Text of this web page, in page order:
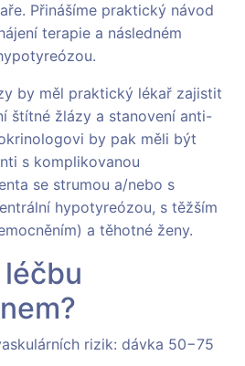
Přinášíme praktický návod
terapie a následném
by měl praktický lékař zajistit
štítné žlázy a stanovení anti-
by pak měli být
s komplikovanou
se strumou a/nebo s
hypotyreózou, s těžším
a těhotné ženy.
rizik: dávka 50−75